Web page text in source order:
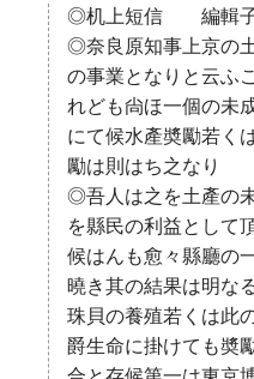
◎机上短信 編輯
◎奈良原知事上京の
の事業となりと云ふ
れども尙ほ一個の未
にて候水產奬勵若く
勵は則はち之なり
◎吾人は之を土產の
を縣民の利益として
候はんも愈々縣廳の
曉き其の結果は明な
珠貝の養殖若くは此
爵生命に掛けても奬